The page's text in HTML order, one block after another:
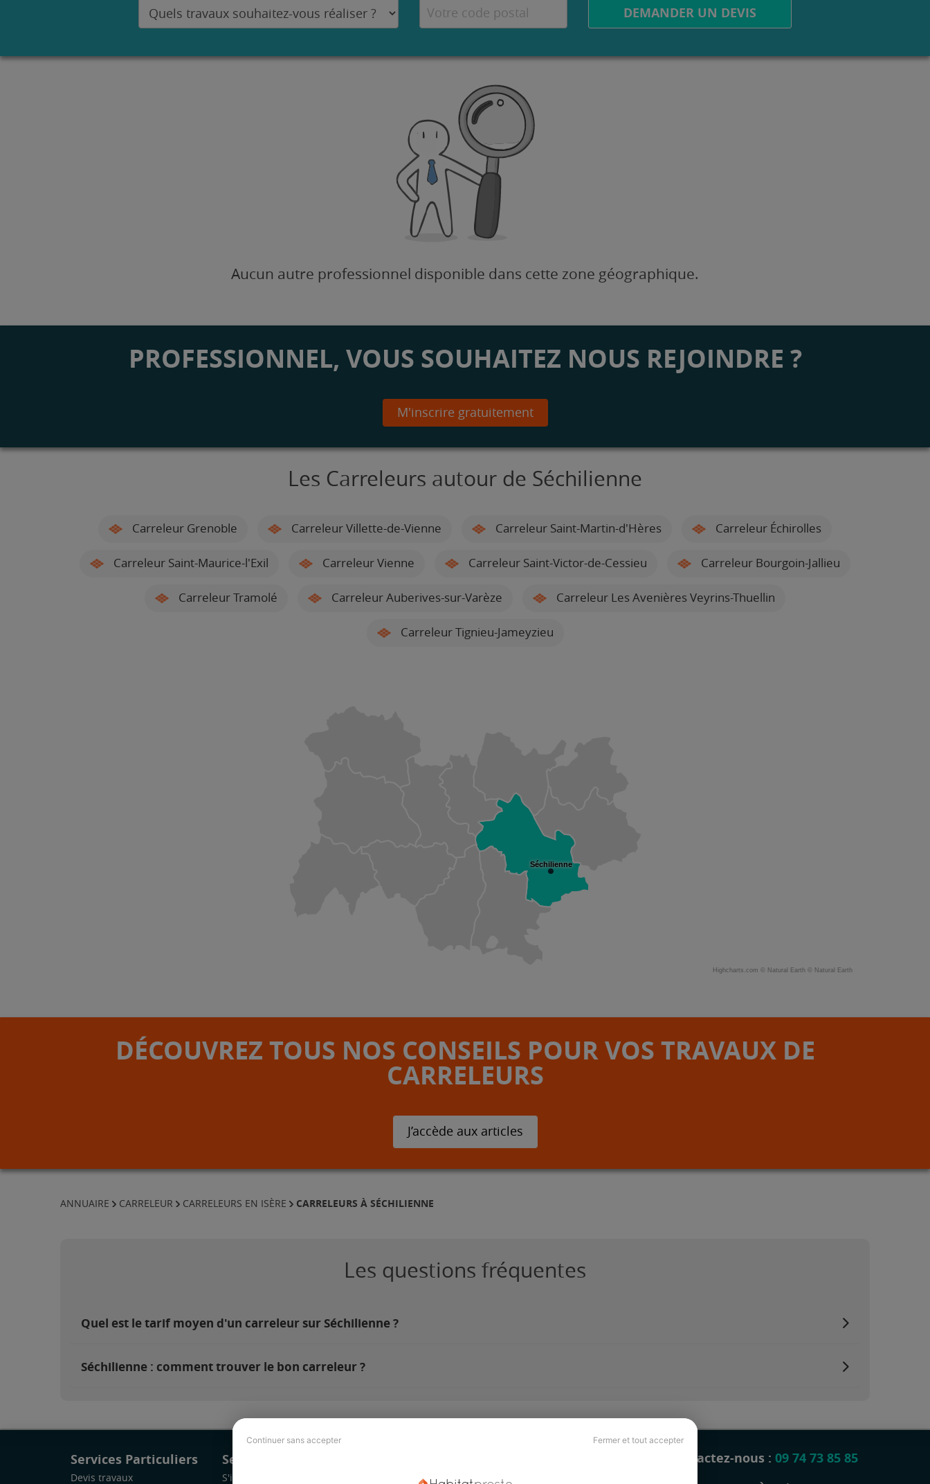
Continuer sans accepter Fermer et tout accepter
DEMANDER UN DEVIS
Aucun autre professionnel disponible dans cette zone géographique.
PROFESSIONNEL, VOUS SOUHAITEZ NOUS REJOINDRE ?
M'inscrire gratuitement
Les Carreleurs autour de Séchilienne
Carreleur Grenoble Carreleur Villette-de-Vienne Carreleur Saint-Martin-d'Hères Carreleur Échirolles
Carreleur Saint-Maurice-l'Exil Carreleur Vienne Carreleur Saint-Victor-de-Cessieu Carreleur Bourgoin-Jallieu
Carreleur Tramolé Carreleur Auberives-sur-Varèze Carreleur Les Avenières Veyrins-Thuellin
Carreleur Tignieu-Jameyzieu
Séchilienne
Highcharts.com © Natural Earth © Natural Earth
DÉCOUVREZ TOUS NOS CONSEILS POUR VOS TRAVAUX DE
CARRELEURS
J’accède aux articles
ANNUAIRE CARRELEUR CARRELEURS EN ISÈRE CARRELEURS À SÉCHILIENNE
Les questions fréquentes
Quel est le tarif moyen d'un carreleur sur Séchilienne ?
Séchilienne : comment trouver le bon carreleur ?
Services Particuliers
Devis travaux
Services Pro
S'inscrire Revue de presse
Contactez-nous : 09 74 73 85 85